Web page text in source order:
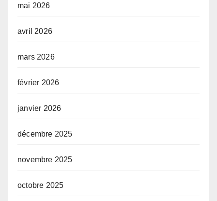
mai 2026
avril 2026
mars 2026
février 2026
janvier 2026
décembre 2025
novembre 2025
octobre 2025